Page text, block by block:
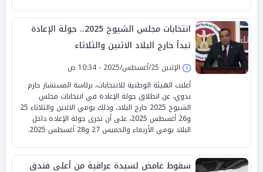
انتخابات مجلس الشيوخ 2025.. جولة الإعادة
تبدأ خارج البلاد الاثنين والثلاثاء
الإثنين 25/أغسطس/2025 - 10:34 ص
أعلنت الهيئة الوطنية للانتخابات، برئاسة المستشار حازم
بدوي، عن انطلاق جولة الإعادة في انتخابات مجلس
الشيوخ 2025 خارج البلاد، وذلك يومي الاثنين والثلاثاء 25
و26 أغسطس 2025، على أن تجرى جولة الإعادة داخل
البلاد يومي الأربعاء والخميس 27 و28 أغسطس 2025.
سقوط غامض لسيدة عراقية من أعلى فندق